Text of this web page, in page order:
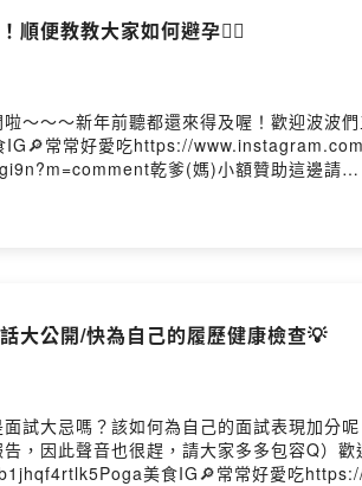
便教教大家如何避孕👌🏻
～～新年前聽都還來得及喔！歡迎波波們
常常好愛吃https://
乾爹(媽)小額贊助這邊請
大公開/快為自己的履歷健康檢查💡
試大忌嗎？該如何為自己的面試表現加分
因此聲音也很趕，請大家多多包容Q）歡
美食IG🔎常常好愛吃